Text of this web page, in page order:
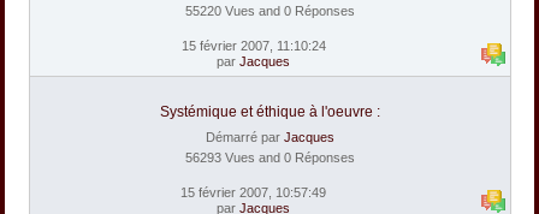
55220 Vues and 0 Réponses
15 février 2007, 11:10:24
par Jacques
Systémique et éthique à l'oeuvre :
Démarré par Jacques
56293 Vues and 0 Réponses
15 février 2007, 10:57:49
par Jacques